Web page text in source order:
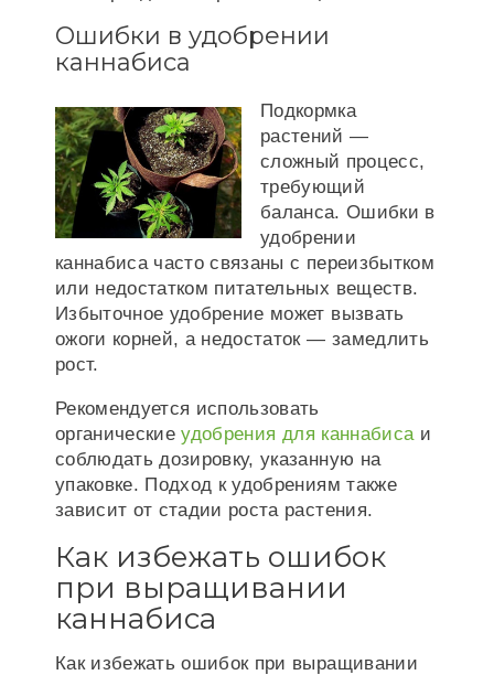
Ошибки в удобрении
каннабиса
Подкормка
растений —
сложный процесс,
требующий
баланса. Ошибки в
удобрении
каннабиса часто связаны с переизбытком
или недостатком питательных веществ.
Избыточное удобрение может вызвать
ожоги корней, а недостаток — замедлить
рост.
Рекомендуется использовать
органическиеудобрения для каннабиса и
соблюдать дозировку, указанную на
упаковке. Подход к удобрениям также
зависит от стадии роста растения.
Как избежать ошибок
при выращивании
каннабиса
Как избежать ошибок при выращивании